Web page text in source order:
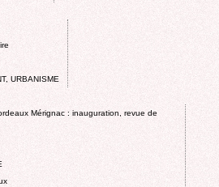
URBANISME
Mérignac : inauguration, revue de